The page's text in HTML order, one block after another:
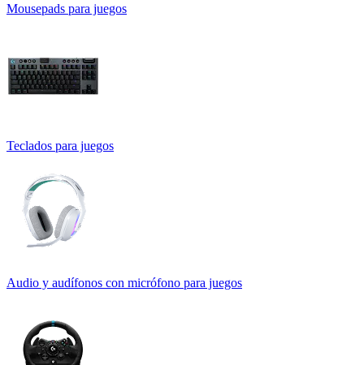
Mousepads para juegos
Teclados para juegos
Audio y audífonos con micrófono para juegos